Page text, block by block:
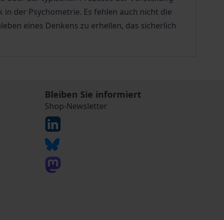
der Psychometrie. Es fehlen auch nicht die
eines Denkens zu erhellen, das sicherlich
Bleiben Sie informiert
Shop-Newsletter